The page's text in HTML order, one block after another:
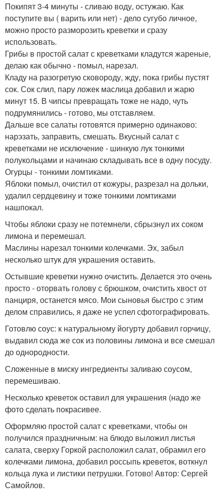
Покипят 3-4 минуты - сливаю воду, остужаю. Как
поступите вы ( варить или нет) - дело сугубо личное,
можно просто разморозить креветки и сразу
использовать.
Грибы в простой салат с креветками кладутся жареные,
делаю как обычно - помыл, нарезал.
Кладу на разогретую сковороду, жду, пока грибы пустят
сок. Сок слил, пару ложек маслица добавил и жарю
минут 15. В чипсы превращать тоже не надо, чуть
подрумянились - готово, мы отставляем.
Дальше все салаты готовятся примерно одинаково:
нарэзать, заправить, смешать. Вкусный салат с
креветками не исключение - шинкую лук тонкими
полукольцами и начинаю складывать все в одну посуду.
Огурцы - тонкими ломтиками.
Яблоки помыл, очистил от кожуры, разрезал на дольки,
удалил сердцевину и тоже тонкими ломтиками
нашпокал.
Чтобы яблоки сразу не потемнели, сбрызнул их соком
лимона и перемешал.
Маслины нарезал тонкими колечками. Эх, забыл
несколько штук для украшения оставить.
Остывшие креветки нужно очистить. Делается это очень
просто - оторвать голову с брюшком, очистить хвост от
панциря, останется мясо. Мои сыновья быстро с этим
делом справились, я даже не успел сфотографировать.
Готовлю соус: к натуральному йогурту добавил горчицу,
выдавил сюда же сок из половины лимона и все смешал
до однородности.
Сложенные в миску ингредиенты заливаю соусом,
перемешиваю.
Несколько креветок оставил для украшения (надо же
фото сделать покрасивее.
Оформляю простой салат с креветками, чтобы он
получился праздничным: на блюдо выложил листья
салата, сверху Горкой расположил салат, обрамил его
колечками лимона, добавил россыпь креветок, воткнул
кольца лука и листики петрушки. Готово! Автор: Сергей
Самойлов.